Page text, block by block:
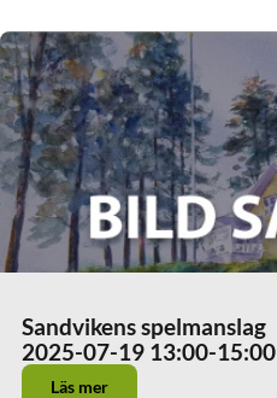
Sandvikens spelmanslag
2025-07-19 13:00-15:00
Läs mer